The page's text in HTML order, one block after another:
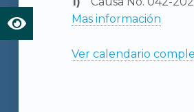
Mas información
Ver calendario